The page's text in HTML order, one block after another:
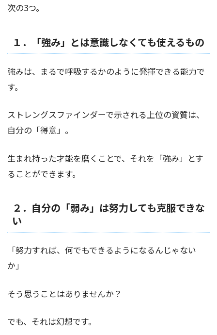
次の3つ。
１．「強み」とは意識しなくても使えるもの
強みは、まるで呼吸するかのように発揮できる能力で
す。
ストレングスファインダーで示される上位の資質は、
自分の「得意」。
生まれ持った才能を磨くことで、それを「強み」とす
ることができます。
２．自分の「弱み」は努力しても克服できな
い
「努力すれば、何でもできるようになるんじゃない
か」
そう思うことはありませんか？
でも、それは幻想です。